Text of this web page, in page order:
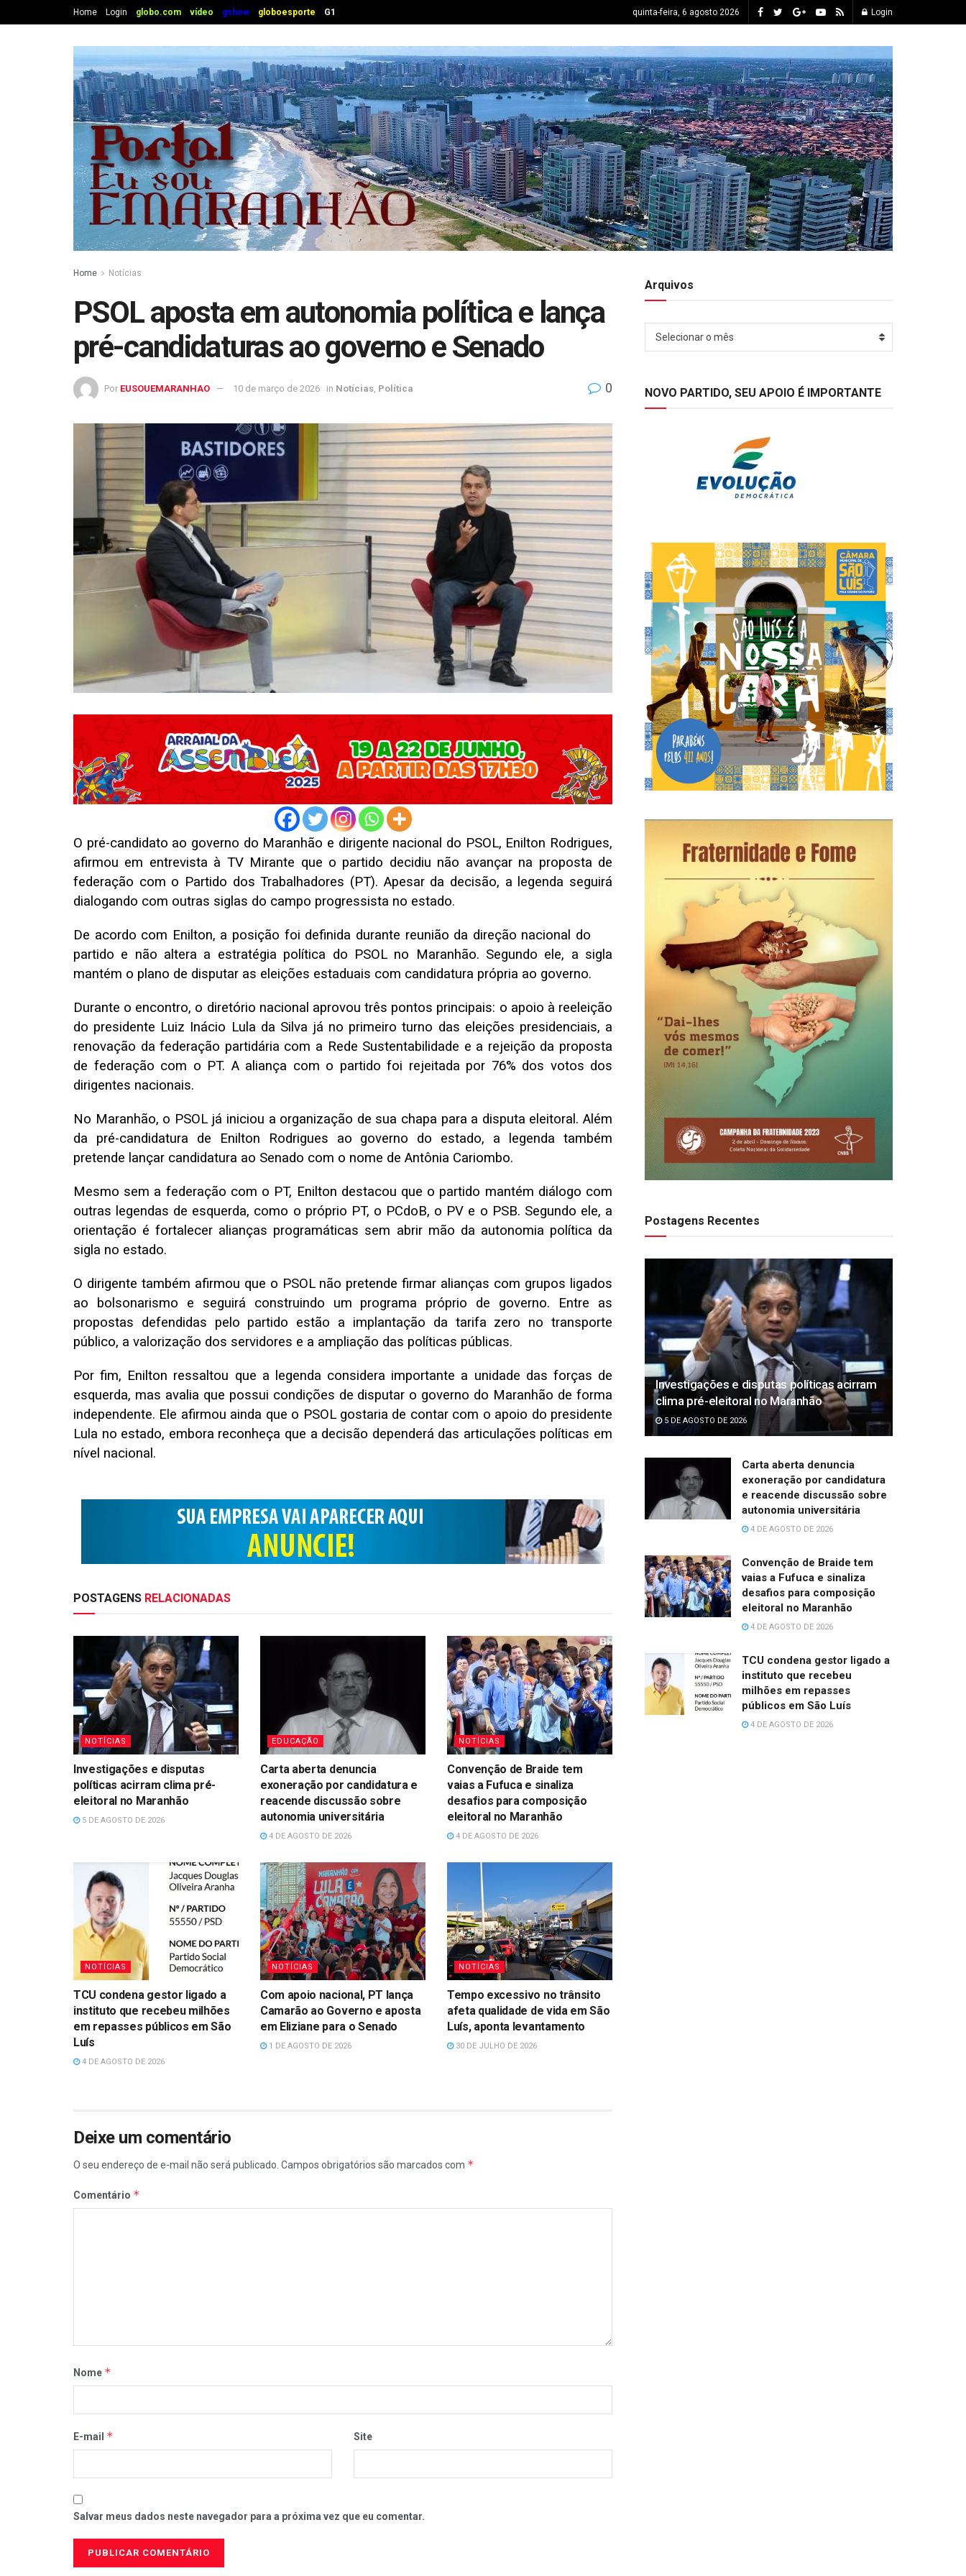
Home Login globo.com vídeo gshow globoesporte G1 quinta-feira, 6 agosto 2026 Login
Home Notícias
PSOL aposta em autonomia política e lança
pré-candidaturas ao governo e Senado
Por EUSOUEMARANHAO 10 de março de 2026 in Notícias Política 0
O pré-candidato ao governo do Maranhão e dirigente nacional do PSOL, Enilton Rodrigues,
afirmou em entrevista à TV Mirante que o partido decidiu não avançar na proposta de
federação com o Partido dos Trabalhadores (PT). Apesar da decisão, a legenda seguirá
dialogando com outras siglas do campo progressista no estado.
De acordo com Enilton, a posição foi definida durante reunião da direção nacional do
partido e não altera a estratégia política do PSOL no Maranhão. Segundo ele, a sigla
mantém o plano de disputar as eleições estaduais com candidatura própria ao governo.
Durante o encontro, o diretório nacional aprovou três pontos principais: o apoio à reeleição
do presidente Luiz Inácio Lula da Silva já no primeiro turno das eleições presidenciais, a
renovação da federação partidária com a Rede Sustentabilidade e a rejeição da proposta
de federação com o PT. A aliança com o partido foi rejeitada por 76% dos votos dos
dirigentes nacionais.
No Maranhão, o PSOL já iniciou a organização de sua chapa para a disputa eleitoral. Além
da pré-candidatura de Enilton Rodrigues ao governo do estado, a legenda também
pretende lançar candidatura ao Senado com o nome de Antônia Cariombo.
Mesmo sem a federação com o PT, Enilton destacou que o partido mantém diálogo com
outras legendas de esquerda, como o próprio PT, o PCdoB, o PV e o PSB. Segundo ele, a
orientação é fortalecer alianças programáticas sem abrir mão da autonomia política da
sigla no estado.
O dirigente também afirmou que o PSOL não pretende firmar alianças com grupos ligados
ao bolsonarismo e seguirá construindo um programa próprio de governo. Entre as
propostas defendidas pelo partido estão a implantação da tarifa zero no transporte
público, a valorização dos servidores e a ampliação das políticas públicas.
Por fim, Enilton ressaltou que a legenda considera importante a unidade das forças de
esquerda, mas avalia que possui condições de disputar o governo do Maranhão de forma
independente. Ele afirmou ainda que o PSOL gostaria de contar com o apoio do presidente
Lula no estado, embora reconheça que a decisão dependerá das articulações políticas em
nível nacional.
POSTAGENS RELACIONADAS
NOTÍCIAS
Investigações e disputas
políticas acirram clima pré-
eleitoral no Maranhão
5 DE AGOSTO DE 2026
EDUCAÇÃO
Carta aberta denuncia
exoneração por candidatura e
reacende discussão sobre
autonomia universitária
4 DE AGOSTO DE 2026
NOTÍCIAS
Convenção de Braide tem
vaias a Fufuca e sinaliza
desafios para composição
eleitoral no Maranhão
4 DE AGOSTO DE 2026
NOTÍCIAS
TCU condena gestor ligado a
instituto que recebeu milhões
em repasses públicos em São
Luís
4 DE AGOSTO DE 2026
NOTÍCIAS
Com apoio nacional, PT lança
Camarão ao Governo e aposta
em Eliziane para o Senado
1 DE AGOSTO DE 2026
NOTÍCIAS
Tempo excessivo no trânsito
afeta qualidade de vida em São
Luís, aponta levantamento
30 DE JULHO DE 2026
Deixe um comentário
O seu endereço de e-mail não será publicado. Campos obrigatórios são marcados com *
Comentário *
Nome *
E-mail * Site
Salvar meus dados neste navegador para a próxima vez que eu comentar.
Arquivos
Selecionar o mês
NOVO PARTIDO, SEU APOIO É IMPORTANTE
Postagens Recentes
Investigações e disputas políticas acirram
clima pré-eleitoral no Maranhão
5 DE AGOSTO DE 2026
Carta aberta denuncia
exoneração por candidatura
e reacende discussão sobre
autonomia universitária
4 DE AGOSTO DE 2026
Convenção de Braide tem
vaias a Fufuca e sinaliza
desafios para composição
eleitoral no Maranhão
4 DE AGOSTO DE 2026
TCU condena gestor ligado a
instituto que recebeu
milhões em repasses
públicos em São Luís
4 DE AGOSTO DE 2026